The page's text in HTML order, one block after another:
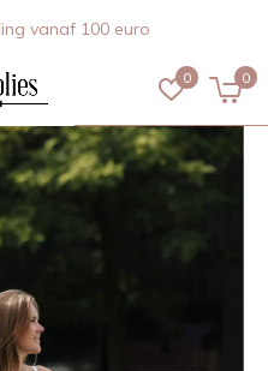
0 0
vanaf 100 euro